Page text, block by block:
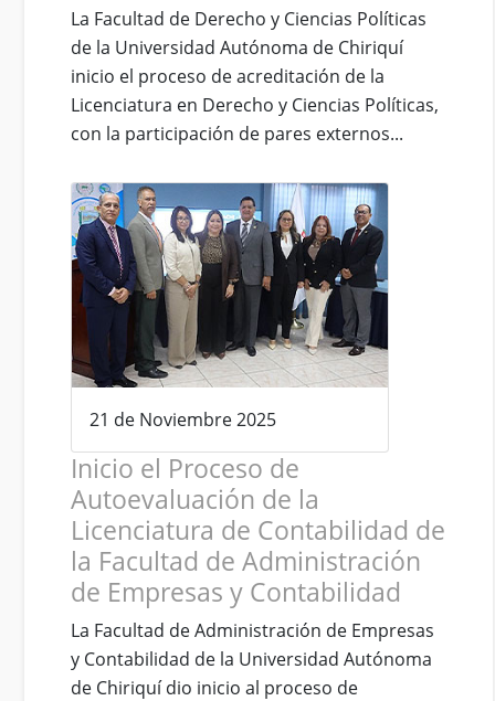
La Facultad de Derecho y Ciencias Políticas
de la Universidad Autónoma de Chiriquí
inicio el proceso de acreditación de la
Licenciatura en Derecho y Ciencias Políticas,
con la participación de pares externos...
21 de Noviembre 2025
Inicio el Proceso de
Autoevaluación de la
Licenciatura de Contabilidad de
la Facultad de Administración
de Empresas y Contabilidad
La Facultad de Administración de Empresas
y Contabilidad de la Universidad Autónoma
de Chiriquí dio inicio al proceso de